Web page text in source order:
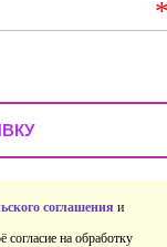
соглашения и
на обработку